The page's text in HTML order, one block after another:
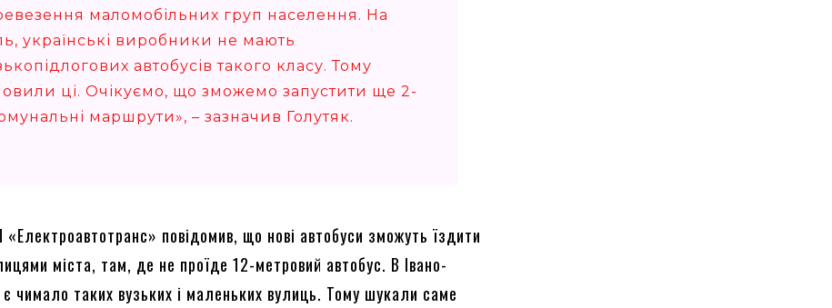
маломобільних груп населення. На
українські виробники не мають
автобусів такого класу. Тому
ці. Очікуємо, що зможемо запустити ще 2-
маршрути», – зазначив Голутяк.
повідомив, що нові автобуси зможуть їздити
міста, там, де не проїде 12-метровий автобус. В Івано-
є чимало таких вузьких і маленьких вулиць. Тому шукали саме